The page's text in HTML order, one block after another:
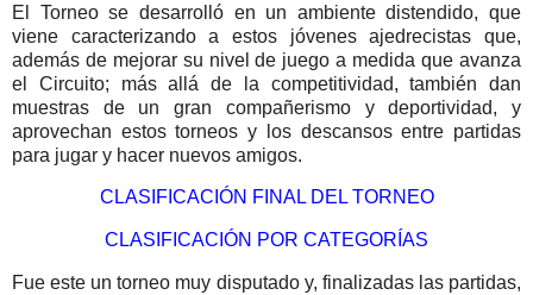
El Torneo se desarrolló en un ambiente distendido, que
viene caracterizando a estos jóvenes ajedrecistas que,
además de mejorar su nivel de juego a medida que avanza
el Circuito; más allá de la competitividad, también dan
muestras de un gran compañerismo y deportividad, y
aprovechan estos torneos y los descansos entre partidas
para jugar y hacer nuevos amigos.
CLASIFICACIÓN FINAL DEL TORNEO
CLASIFICACIÓN POR CATEGORÍAS
Fue este un torneo muy disputado y, finalizadas las partidas,